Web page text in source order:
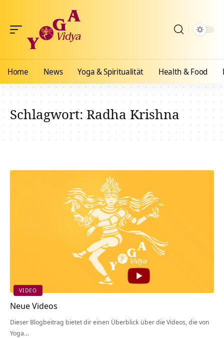
Home News Yoga & Spiritualität Health & Food
Schlagwort:Radha Krishna
VIDEO
Neue Videos
Dieser Blogbeitrag bietet dir einen Überblick über die Videos, die von
Yoga…